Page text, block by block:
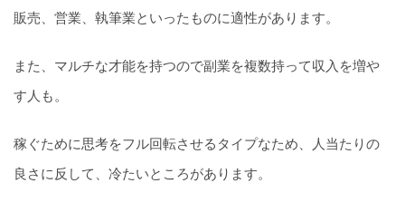
販売、営業、執筆業といったものに適性があります。
また、マルチな才能を持つので副業を複数持って収入を増や
す人も。
稼ぐために思考をフル回転させるタイプなため、人当たりの
良さに反して、冷たいところがあります。